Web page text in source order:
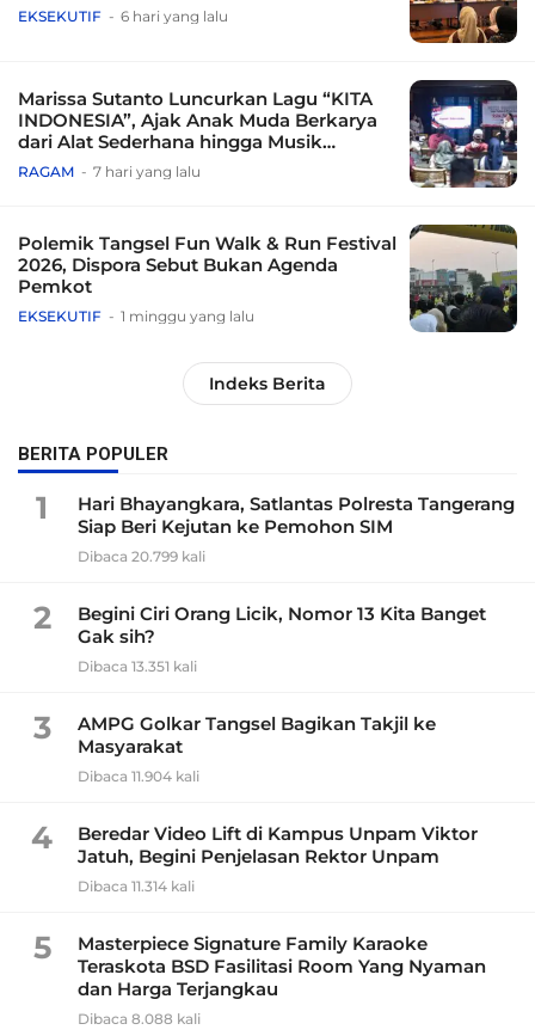
EKSEKUTIF 6 hari yang lalu
Marissa Sutanto Luncurkan Lagu “KITA
INDONESIA”, Ajak Anak Muda Berkarya
dari Alat Sederhana hingga Musik
Tradisional
RAGAM 7 hari yang lalu
Polemik Tangsel Fun Walk & Run Festival
2026, Dispora Sebut Bukan Agenda
Pemkot
EKSEKUTIF 1 minggu yang lalu
Indeks Berita
BERITA POPULER
1
Hari Bhayangkara, Satlantas Polresta Tangerang
Siap Beri Kejutan ke Pemohon SIM
Dibaca 20.799 kali
2
Begini Ciri Orang Licik, Nomor 13 Kita Banget
Gak sih?
Dibaca 13.351 kali
3
AMPG Golkar Tangsel Bagikan Takjil ke
Masyarakat
Dibaca 11.904 kali
4
Beredar Video Lift di Kampus Unpam Viktor
Jatuh, Begini Penjelasan Rektor Unpam
Dibaca 11.314 kali
5
Masterpiece Signature Family Karaoke
Teraskota BSD Fasilitasi Room Yang Nyaman
dan Harga Terjangkau
Dibaca 8.088 kali